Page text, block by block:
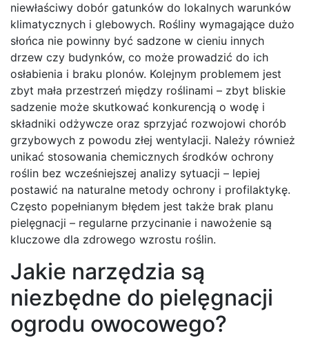
niewłaściwy dobór gatunków do lokalnych warunków
klimatycznych i glebowych. Rośliny wymagające dużo
słońca nie powinny być sadzone w cieniu innych
drzew czy budynków, co może prowadzić do ich
osłabienia i braku plonów. Kolejnym problemem jest
zbyt mała przestrzeń między roślinami – zbyt bliskie
sadzenie może skutkować konkurencją o wodę i
składniki odżywcze oraz sprzyjać rozwojowi chorób
grzybowych z powodu złej wentylacji. Należy również
unikać stosowania chemicznych środków ochrony
roślin bez wcześniejszej analizy sytuacji – lepiej
postawić na naturalne metody ochrony i profilaktykę.
Często popełnianym błędem jest także brak planu
pielęgnacji – regularne przycinanie i nawożenie są
kluczowe dla zdrowego wzrostu roślin.
Jakie narzędzia są
niezbędne do pielęgnacji
ogrodu owocowego?